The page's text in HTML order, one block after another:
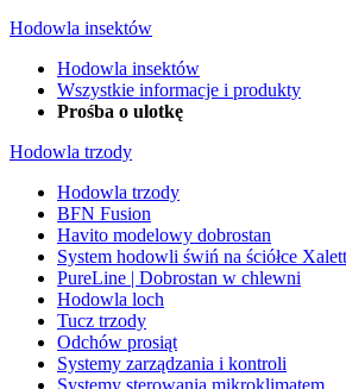
Hodowla insektów
Hodowla insektów
Wszystkie informacje i produkty
Prośba o ulotkę
Hodowla trzody
Hodowla trzody
BFN Fusion
Havito modelowy dobrostan
System hodowli świń na ściółce
PureLine | Dobrostan w chlewni
Hodowla loch
Tucz trzody
Odchów prosiąt
Systemy zarządzania i kontroli